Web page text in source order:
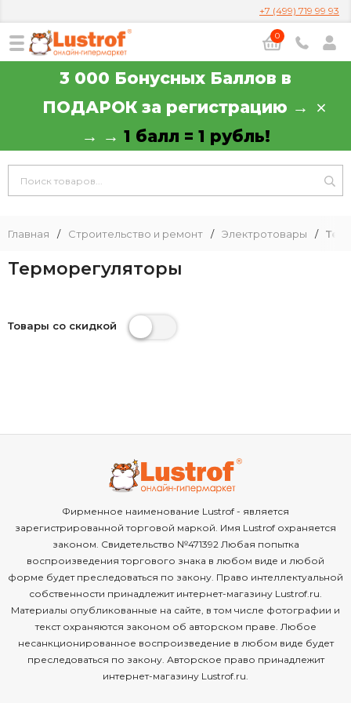
+7 (499) 719 99 93
0
3 000 Бонусных Баллов в
ПОДАРОК за регистрацию →
→ → 1 балл = 1 рубль!
Главная / Строительство и ремонт / Электротовары /
Терморегуляторы
Товары со скидкой
Фирменное наименование Lustrof - является
зарегистрированной торговой маркой. Имя Lustrof охраняется
законом. Свидетельство №471392 Любая попытка
воспроизведения торгового знака в любом виде и любой
форме будет преследоваться по закону. Право интеллектуальной
собственности принадлежит интернет-магазину Lustrof.ru.
Материалы опубликованные на сайте, в том числе фотографии и
текст охраняются законом об авторском праве. Любое
несанкционированное воспроизведение в любом виде будет
преследоваться по закону. Авторское право принадлежит
интернет-магазину Lustrof.ru.